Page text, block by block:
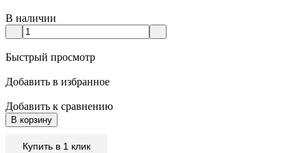
В наличии
Быстрый просмотр
Добавить в избранное
Добавить к сравнению
В корзину
Купить в 1 клик